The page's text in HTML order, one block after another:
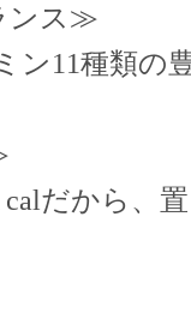
ンス≫
ン11種類の
だから、